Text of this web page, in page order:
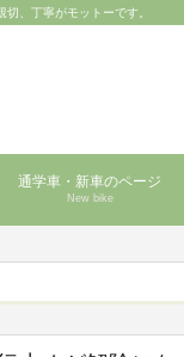
、丁寧がモットーです。
通学車・新車のページ
New bike